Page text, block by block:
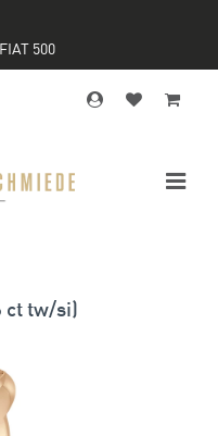
500
ct tw/si)